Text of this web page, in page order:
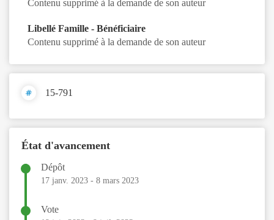
Contenu supprimé à la demande de son auteur
Libellé Famille - Bénéficiaire
Contenu supprimé à la demande de son auteur
15-791
État d'avancement
Dépôt
17 janv. 2023 - 8 mars 2023
Vote